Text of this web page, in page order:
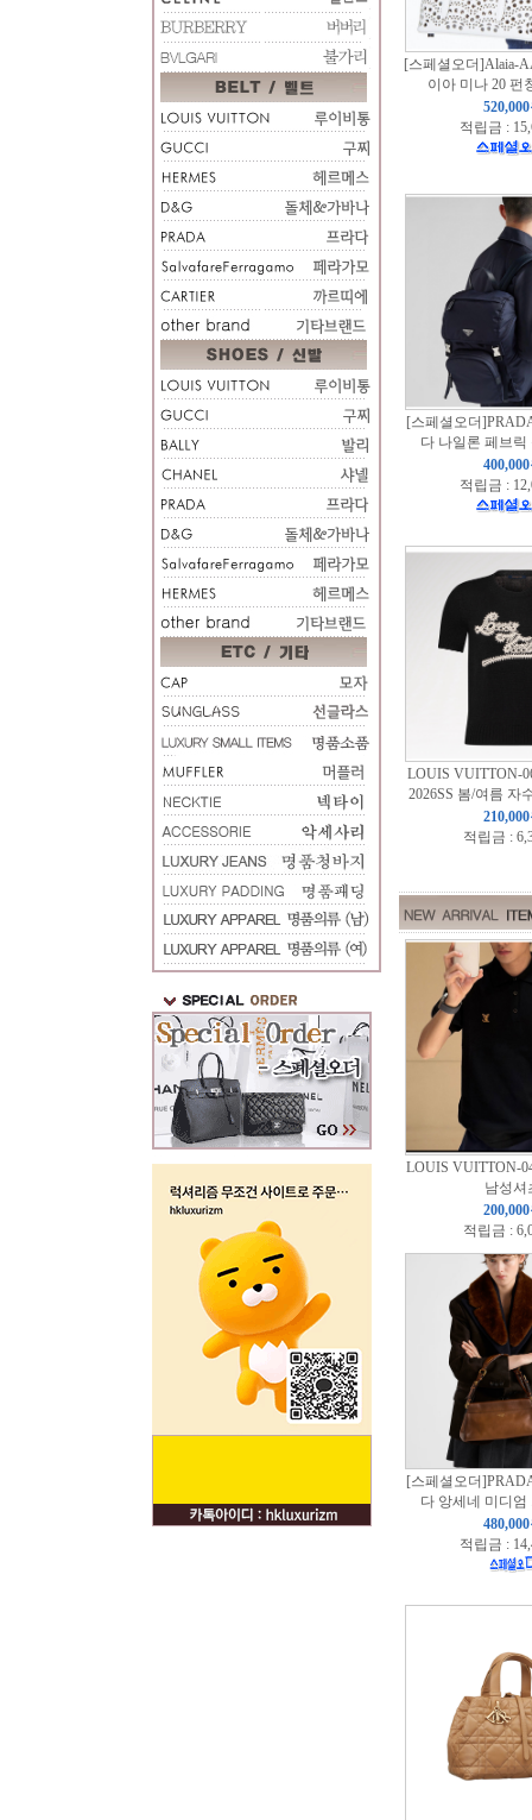
[스페셜오더]Alaia-
이아 미나 20 펀
적립금 :
[스페셜오더
다 나일론 페브릭
적립금 :
LOUIS VUITTON-
2026SS 봄/여름 자
적립금 :
LOUIS VUITTON-
남성셔
적립금 :
[스페셜오더
다 앙세네 미디엄
적립금 :